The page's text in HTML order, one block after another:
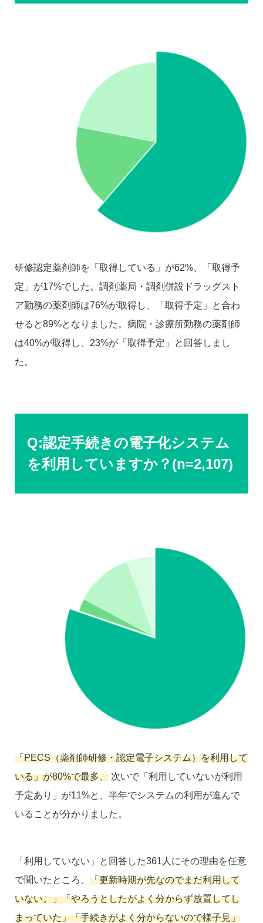
研修認定薬剤師を「取得している」が62%、「取得予
定」が17%でした。調剤薬局・調剤併設ドラッグスト
ア勤務の薬剤師は76%が取得し、「取得予定」と合わ
せると89%となりました。病院・診療所勤務の薬剤師
は40%が取得し、23%が「取得予定」と回答しまし
た。
Q:認定手続きの電子化システム
を利用していますか？(n=2,107)
「PECS（薬剤師研修・認定電子システム）を利用して
いる」が80%で最多、 次いで「利用していないが利用
予定あり」が11%と、半年でシステムの利用が進んで
いることが分かりました。
「利用していない」と回答した361人にその理由を任意
で聞いたところ、 「更新時期が先なのでまだ利用して
いない。」「やろうとしたがよく分からず放置してし
まっていた」「手続きがよく分からないので様子見」